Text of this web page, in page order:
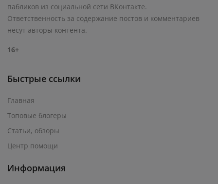
пабликов из социальной сети ВКонтакте.
Ответственность за содержание постов и комментариев
несут авторы контента.
16+
Быстрые ссылки
Главная
Топовые блогеры
Статьи, обзоры
Центр помощи
Информация